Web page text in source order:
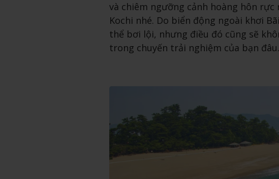
và chiêm ngưỡng cảnh hoàng hôn
Kochi nhé. Do biển động ngoài khơi
thể bơi lội, nhưng điều đó cũng sẽ
trong chuyến trải nghiệm của bạn đâu.